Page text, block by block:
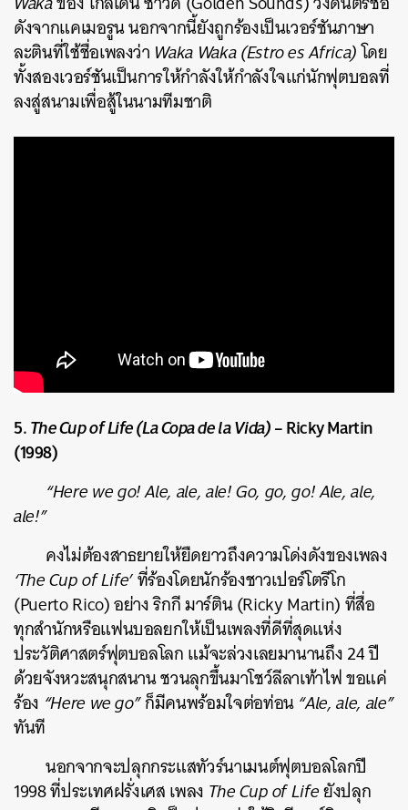
ดังจากแคเมอรูน นอกจากนี้ยังถูกร้องเป็นเวอร์ชันภาษา
ละตินที่ใช้ชื่อเพลงว่า Waka Waka (Estro es Africa)โดย
ทั้งสองเวอร์ชันเป็นการให้กำลังให้กำลังใจแก่นักฟุตบอลที่
ลงสู่สนามเพื่อสู้ในนามทีมชาติ
5.The Cup of Life (La Copa de la Vida)– Ricky Martin
(1998)
“Here we go! Ale, ale, ale! Go, go, go! Ale, ale,
ale!”
คงไม่ต้องสาธยายให้ยืดยาวถึงความโด่งดังของเพลง
‘The Cup of Life’ที่ร้องโดยนักร้องชาวเปอร์โตรีโก
(Puerto Rico) อย่าง ริกกี มาร์ติน (Ricky Martin) ที่สื่อ
ทุกสำนักหรือแฟนบอลยกให้เป็นเพลงที่ดีที่สุดแห่ง
ประวัติศาสตร์ฟุตบอลโลก แม้จะล่วงเลยมานานถึง 24 ปี
ด้วยจังหวะสนุกสนาน ชวนลุกขึ้นมาโชว์ลีลาเท้าไฟ ขอแค่
ร้อง “Here we go”ก็มีคนพร้อมใจต่อท่อน“Ale, ale, ale”
ทันที
นอกจากจะปลุกกระแสทัวร์นาเมนต์ฟุตบอลโลกปี
1998 ที่ประเทศฝรั่งเศส เพลง The Cup of Lifeยังปลุก